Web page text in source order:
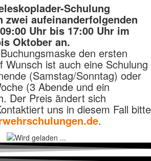
Schulung
zwei aufeinanderfolgenden
Uhr bis 17:00 Uhr im
Oktober an.
den ersten
Wunsch ist auch eine Schulung
(Samstag/Sonntag) oder
(3 Abende und ein
Der Preis ändert sich
uns in diesem Fall bitte
.